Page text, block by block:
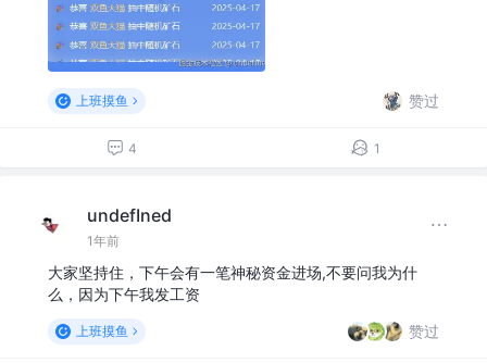
上班摸鱼 赞过
4 1
undefIned
1年前
大家坚持住，下午会有一笔神秘资金进场,不要问我为什
么，因为下午我发工资
上班摸鱼 赞过